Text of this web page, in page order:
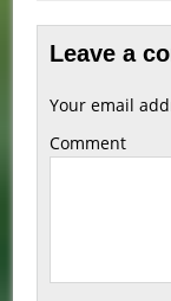
Leave a
Your email
Comment